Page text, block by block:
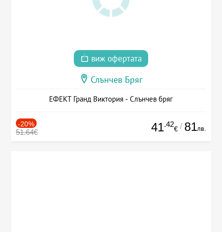
виж офертата
Слънчев Бряг
ЕФЕКТ Гранд Виктория - Слънчев бряг
-20%
51.64€ 41.42
€ / 81лв.